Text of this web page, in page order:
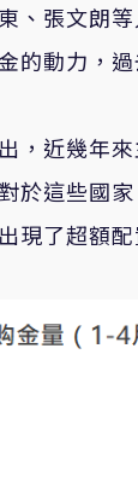
、張文朗
的動力，
，近幾年
於這些國
現了超額配